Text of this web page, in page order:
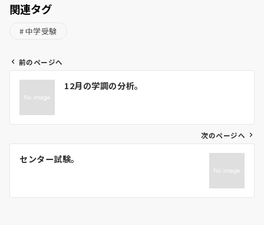
関連タグ
中学受験
ビ
ン
前のページへ
12月の学調の分析。
次のページへ
センター試験。